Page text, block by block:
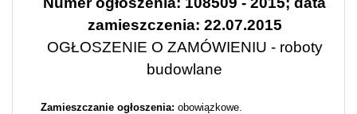
zamieszczenia: 22.07.2015
OGŁOSZENIE O ZAMÓWIENIU - roboty
budowlane
Zamieszczanie ogłoszenia: obowiązkowe.